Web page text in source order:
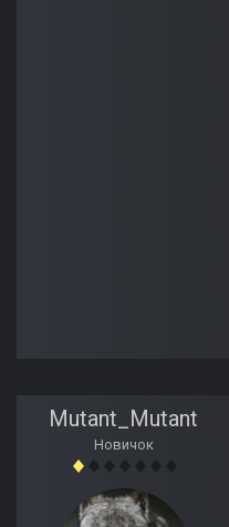
Mutant_Mutant
Новичок